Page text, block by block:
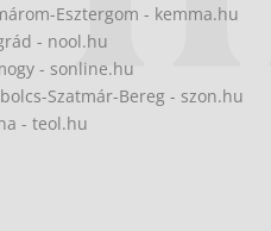
Esztergom - kemma.hu
- nool.hu
- sonline.hu
Szatmár-Bereg - szon.hu
- teol.hu